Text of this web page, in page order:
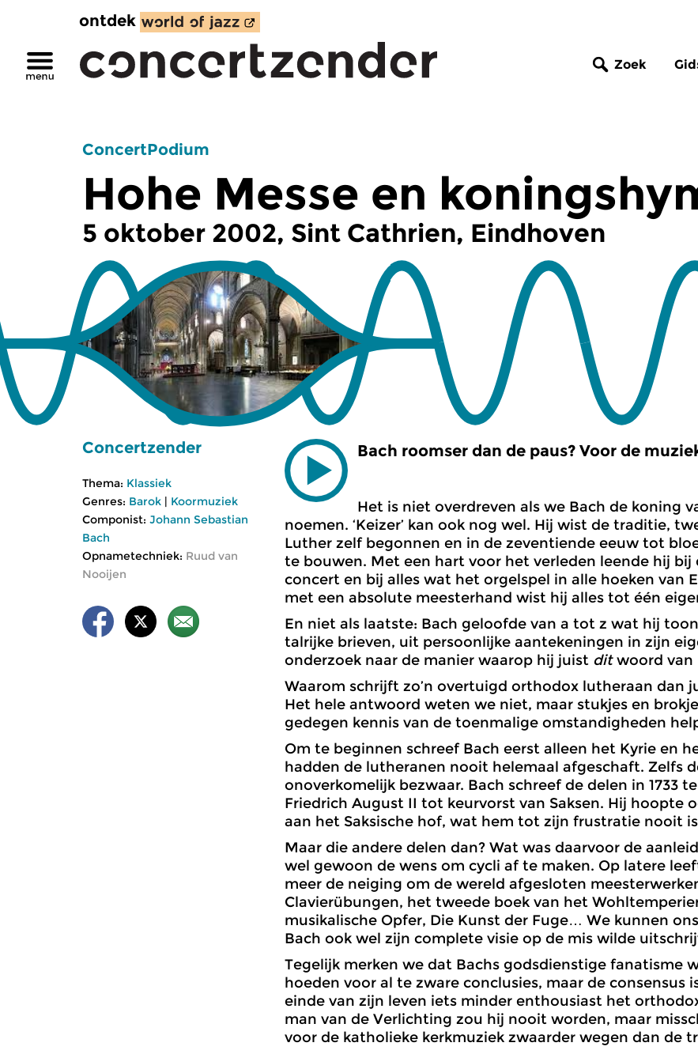
ontdek
Zoek
ConcertPodium
Hohe Messe en
5 oktober 2002, Sint Cathrien, Eindhoven
Concertzender
Thema: Klassiek
Genres: Barok | Koormuziek
Componist: Johann Sebastian
Bach
Opnametechniek: Ruud van
Nooijen
Bach roomser dan de paus? Voor de
Het is niet overdreven als we Bach de koning
noemen. ‘Keizer’ kan ook nog wel. Hij wist de traditie,
Luther zelf begonnen en in de zeventiende eeuw tot
te bouwen. Met een hart voor het verleden leende hij
concert en bij alles wat het orgelspel in alle hoeken van
met een absolute meesterhand wist hij alles tot één
En niet als laatste: Bach geloofde van a tot z wat hij
talrijke brieven, uit persoonlijke aantekeningen in zijn
onderzoek naar de manier waarop hij juist ditwoord van
Waarom schrijft zo’n overtuigd orthodox lutheraan dan
Het hele antwoord weten we niet, maar stukjes en
gedegen kennis van de toenmalige omstandigheden
Om te beginnen schreef Bach eerst alleen het Kyrie en
hadden de lutheranen nooit helemaal afgeschaft. Zelfs
onoverkomelijk bezwaar. Bach schreef de delen in 1733
Friedrich August II tot keurvorst van Saksen. Hij hoopte
aan het Saksische hof, wat hem tot zijn frustratie nooit
Maar die andere delen dan? Wat was daarvoor de
wel gewoon de wens om cycli af te maken. Op latere
meer de neiging om de wereld afgesloten
Clavierübungen, het tweede boek van het
musikalische Opfer, Die Kunst der Fuge… We kunnen
Bach ook wel zijn complete visie op de mis wilde
Tegelijk merken we dat Bachs godsdienstige fanatisme
hoeden voor al te zware conclusies, maar de
einde van zijn leven iets minder enthousiast het
man van de Verlichting zou hij nooit worden, maar
voor de katholieke kerkmuziek zwaarder wegen dan de